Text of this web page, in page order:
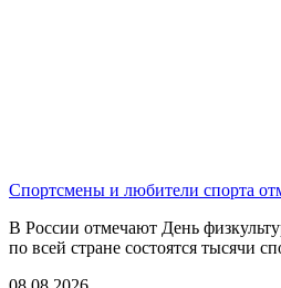
Спортсмены и любители спорта
В России отмечают День
по всей стране состоятся тысячи